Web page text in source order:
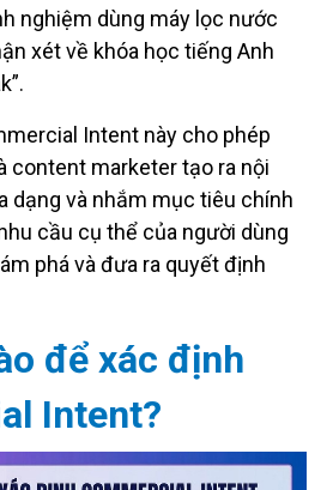
nghiệm dùng máy lọc nước
xét về khóa học tiếng Anh
Intent này cho phép
content marketer tạo ra nội
dạng và nhắm mục tiêu chính
cầu cụ thể của người dùng
phá và đưa ra quyết định
để xác định
Intent?